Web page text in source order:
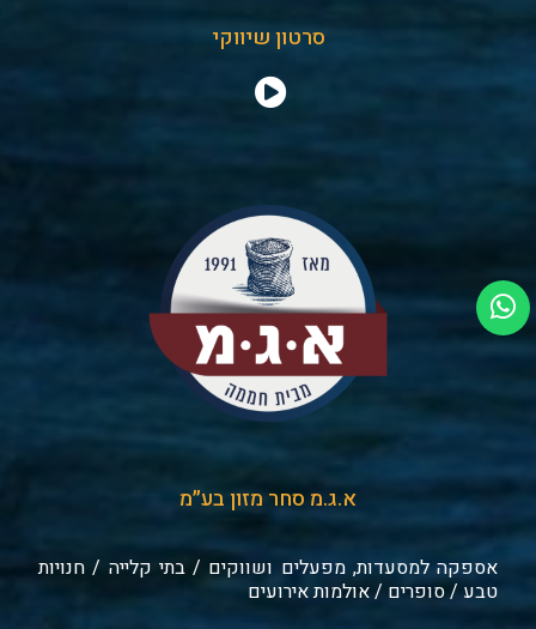
סרטון שיווקי
א.ג.מ סחר מזון בע״מ
אספקה למסעדות, מפעלים ושווקים / בתי קלייה / חנויות
טבע / סופרים / אולמות אירועים